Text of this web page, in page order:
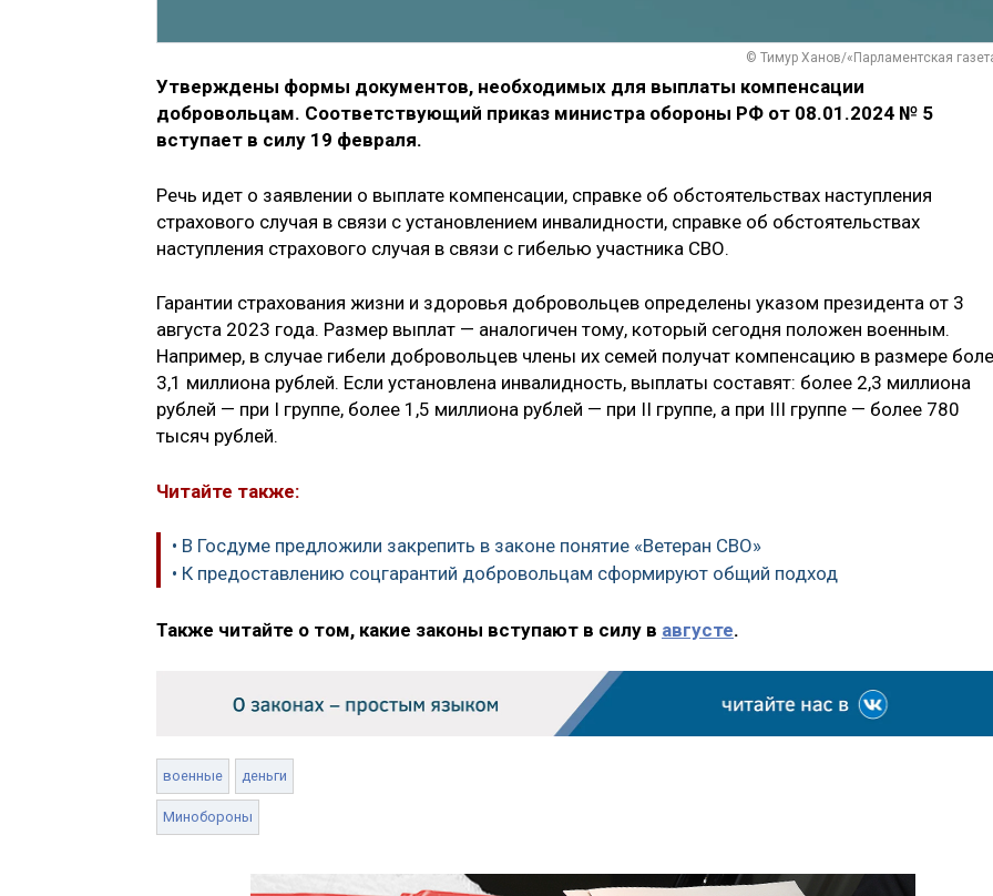
© Тимур Ханов/«Парламентская
Утверждены формы документов, необходимых для выплаты компенсации
добровольцам. Соответствующий приказ министра обороны РФ от 08.01.2024 № 5
вступает в силу 19 февраля.
Речь идет о заявлении о выплате компенсации, справке об обстоятельствах наступления
страхового случая в связи с установлением инвалидности, справке об обстоятельствах
наступления страхового случая в связи с гибелью участника СВО.
Гарантии страхования жизни и здоровья добровольцев определены указом президента от 3
августа 2023 года. Размер выплат — аналогичен тому, который сегодня положен военным.
Например, в случае гибели добровольцев члены их семей получат компенсацию в размере
3,1 миллиона рублей. Если установлена инвалидность, выплаты составят: более 2,3 миллиона
рублей — при I группе, более 1,5 миллиона рублей — при II группе, а при III группе — более 780
тысяч рублей.
Читайте также:
• В Госдуме предложили закрепить в законе понятие «Ветеран СВО»
• К предоставлению соцгарантий добровольцам сформируют общий подход
Также читайте о том, какие законы вступают в силу в августе.
военные деньги
Минобороны